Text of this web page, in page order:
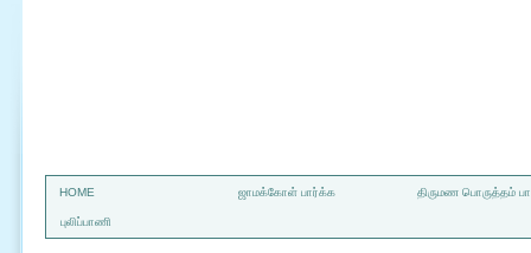
HOME ஜாமக்கோள் பார்க்க திருமண பொருத்தம்
புலிப்பாணி